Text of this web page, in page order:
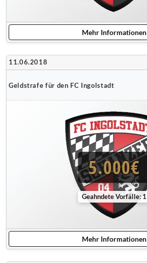
Mehr Informationen
11.06.2018
Geldstrafe für den FC Ingolstadt
5.000€
Geahndete Vorfälle: 1
Mehr Informationen